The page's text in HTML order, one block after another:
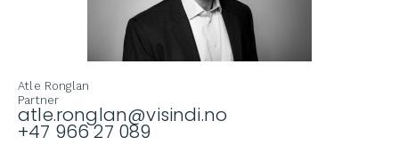
Atle Ronglan
Partner
atle.ronglan@visindi.no
+47 966 27 089